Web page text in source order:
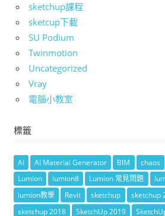
sketchup課程
sketcup下載
SU Podium
Twinmotion
Uncategorized
Vray
電腦小教室
標籤
AI AI Material Generator BIM chaos
Lumion
lumion8 Lumion 常見問題
lumion教學
Revit sketchup sketchup
sketchup 2018
SketchUp 2019